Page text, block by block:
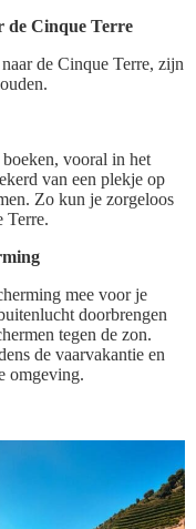
de Cinque Terre
de Cinque Terre, zijn
vooral in het
van een plekje op
Zo kun je zorgeloos
Terre.
mee voor je
doorbrengen
tegen de zon.
de vaarvakantie en
omgeving.